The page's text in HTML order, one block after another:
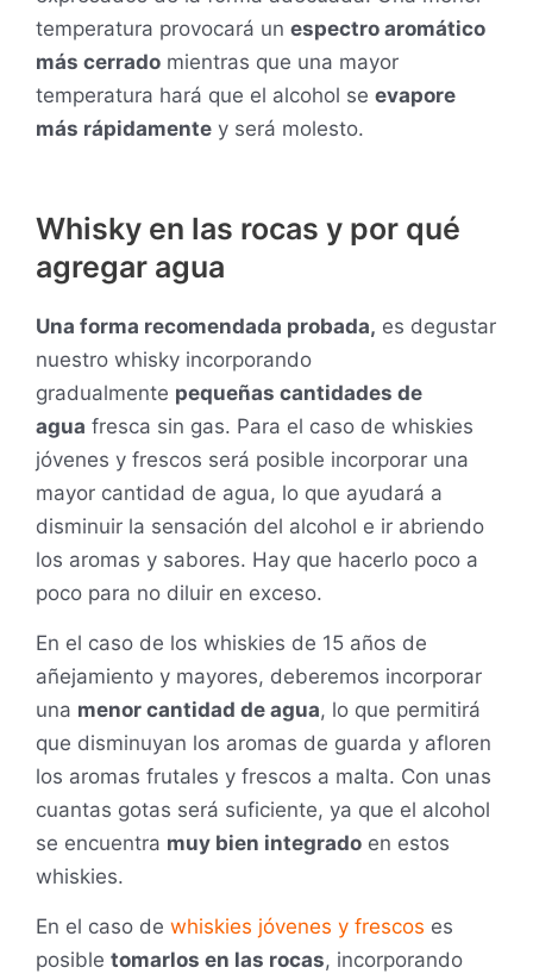
temperatura provocará un espectro aromático
más cerrado mientras que una mayor
temperatura hará que el alcohol se evapore
más rápidamente y será molesto.
Whisky en las rocas y por qué
agregar agua
Una forma recomendada probada, es degustar
nuestro whisky incorporando
gradualmente pequeñas cantidades de
agua fresca sin gas. Para el caso de whiskies
jóvenes y frescos será posible incorporar una
mayor cantidad de agua, lo que ayudará a
disminuir la sensación del alcohol e ir abriendo
los aromas y sabores. Hay que hacerlo poco a
poco para no diluir en exceso.
En el caso de los whiskies de 15 años de
añejamiento y mayores, deberemos incorporar
una menor cantidad de agua, lo que permitirá
que disminuyan los aromas de guarda y afloren
los aromas frutales y frescos a malta. Con unas
cuantas gotas será suficiente, ya que el alcohol
se encuentra muy bien integrado en estos
whiskies.
En el caso de whiskies jóvenes y frescos es
posible tomarlos en las rocas, incorporando